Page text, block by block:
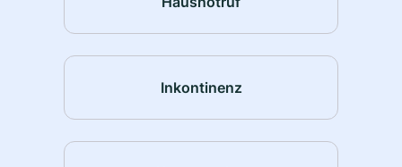
Inkontinenz